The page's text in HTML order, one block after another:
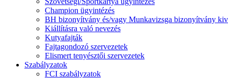
Champion ügyintézés
BH bizonyítvány és/vagy Munkavizsga bizonyítvány
Kiállításra való nevezés
Kutyafajták
Fajtagondozó szervezetek
Elismert tenyésztői szervezetek
Szabályzatok
FCI szabályzatok